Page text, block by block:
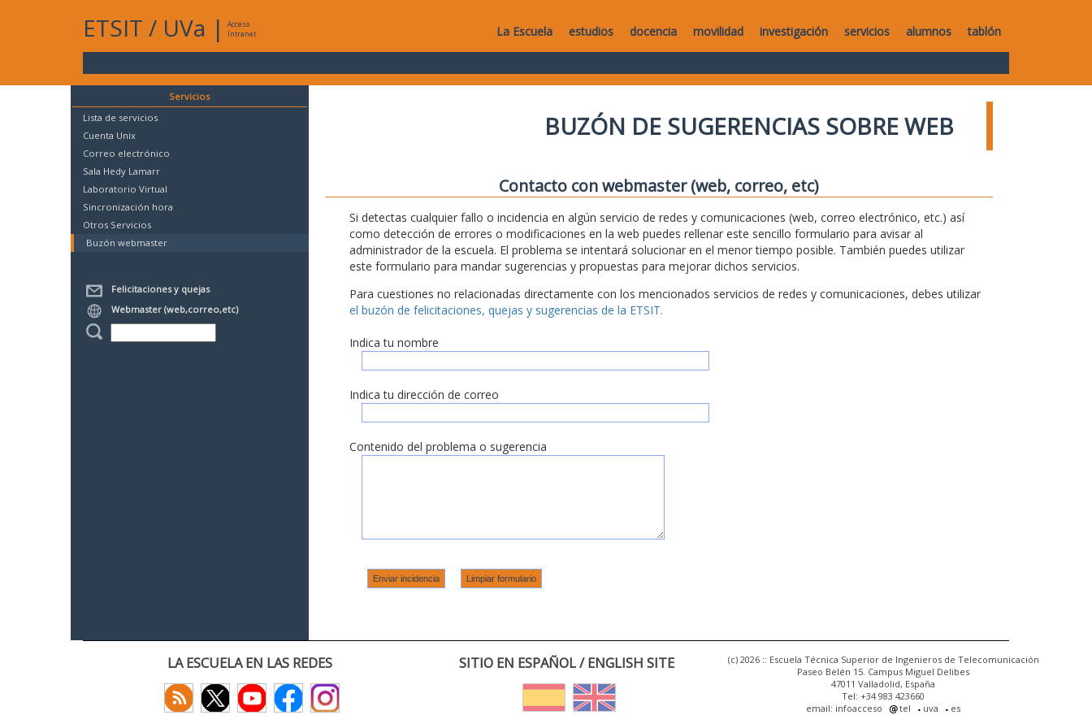
ETSIT / UVa |
Acceso
Intranet
La Escuela estudios docencia movilidad investigación servicios alumnos tablón
Servicios
Lista de servicios
Cuenta Unix
Correo electrónico
Sala Hedy Lamarr
Laboratorio Virtual
Sincronización hora
Otros Servicios
Buzón webmaster
Felicitaciones y quejas
Webmaster (web,correo,etc)
BUZÓN DE SUGERENCIAS SOBRE WEB
Contacto con webmaster (web, correo, etc)
Si detectas cualquier fallo o incidencia en algún servicio de redes y comunicaciones (web, correo electrónico, etc.) así
como detección de errores o modificaciones en la web puedes rellenar este sencillo formulario para avisar al
administrador de la escuela. El problema se intentará solucionar en el menor tiempo posible. También puedes utilizar
este formulario para mandar sugerencias y propuestas para mejorar dichos servicios.
Para cuestiones no relacionadas directamente con los mencionados servicios de redes y comunicaciones, debes utilizar
el buzón de felicitaciones, quejas y sugerencias de la ETSIT.
Indica tu nombre
Indica tu dirección de correo
Contenido del problema o sugerencia
LA ESCUELA EN LAS REDES SITIO EN ESPAÑOL / ENGLISH SITE
(c) 2026 :: Escuela Técnica Superior de Ingenieros de Telecomunicación
Paseo Belén 15. Campus Miguel Delibes
47011 Valladolid, España
Tel: +34 983 423660
email: infoacceso
tel uva es